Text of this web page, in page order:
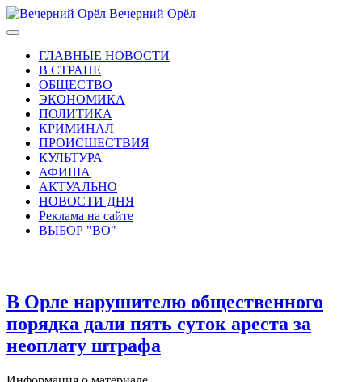
Вечерний Орёл
ГЛАВНЫЕ НОВОСТИ
В СТРАНЕ
ОБЩЕСТВО
ЭКОНОМИКА
ПОЛИТИКА
КРИМИНАЛ
ПРОИСШЕСТВИЯ
КУЛЬТУРА
АФИША
АКТУАЛЬНО
НОВОСТИ ДНЯ
Реклама на сайте
ВЫБОР "ВО"
В Орле нарушителю общественного
порядка дали пять суток ареста за
неоплату штрафа